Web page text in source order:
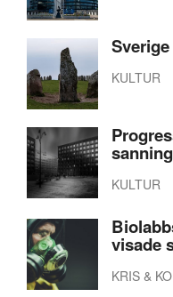
KULTUR
KULTUR
visade
KRIS &